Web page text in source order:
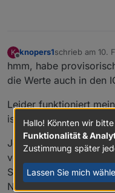
K
Offline
knopers1schrieb am 10.
zuletzt editiert
hmm, habe
die Werte auch in den
Leider funktioniert
ist gesetzt zwischen
Jemand Idee weshalb
vergessen? Momentan
Spannung über den
Netzteil an 5V des
Hallo! Könnten wir
Funktionalität &
Zustimmung später
Lassen Sie mich